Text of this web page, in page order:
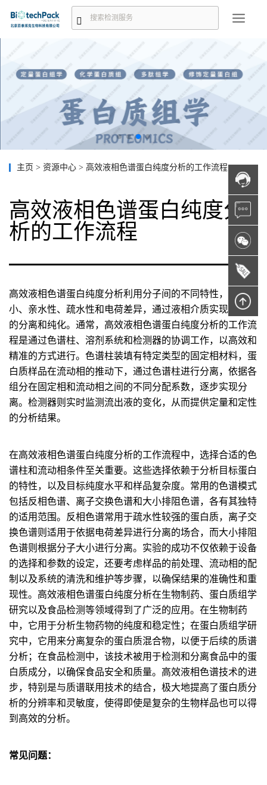
主页 > 资源中心 > 高效液相色谱蛋白纯度分析的工作流程
高效液相色谱蛋白纯度分
析的工作流程
高效液相色谱蛋白纯度分析利用分子间的不同特性，如大
小、亲水性、疏水性和电荷差异，通过液相介质实现蛋白质
的分离和纯化。通常，高效液相色谱蛋白纯度分析的工作流
程是通过色谱柱、溶剂系统和检测器的协调工作，以高效和
精准的方式进行。色谱柱装填有特定类型的固定相材料，蛋
白质样品在流动相的推动下，通过色谱柱进行分离，依据各
组分在固定相和流动相之间的不同分配系数，逐步实现分
离。检测器则实时监测流出液的变化，从而提供定量和定性
的分析结果。
在高效液相色谱蛋白纯度分析的工作流程中，选择合适的色
谱柱和流动相条件至关重要。这些选择依赖于分析目标蛋白
的特性，以及目标纯度水平和样品复杂度。常用的色谱模式
包括反相色谱、离子交换色谱和大小排阻色谱，各有其独特
的适用范围。反相色谱常用于疏水性较强的蛋白质，离子交
换色谱则适用于依据电荷差异进行分离的场合，而大小排阻
色谱则根据分子大小进行分离。实验的成功不仅依赖于设备
的选择和参数的设定，还要考虑样品的前处理、流动相的配
制以及系统的清洗和维护等步骤，以确保结果的准确性和重
现性。高效液相色谱蛋白纯度分析在生物制药、蛋白质组学
研究以及食品检测等领域得到了广泛的应用。在生物制药
中，它用于分析生物药物的纯度和稳定性；在蛋白质组学研
究中，它用来分离复杂的蛋白质混合物，以便于后续的质谱
分析；在食品检测中，该技术被用于检测和分离食品中的蛋
白质成分，以确保食品安全和质量。高效液相色谱技术的进
步，特别是与质谱联用技术的结合，极大地提高了蛋白质分
析的分辨率和灵敏度，使得即使是复杂的生物样品也可以得
到高效的分析。
常见问题：